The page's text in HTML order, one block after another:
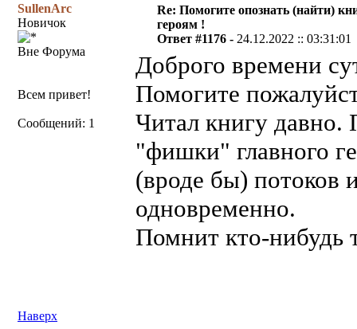
SullenArc
Новичок
Вне Форума
Всем привет!
Сообщений: 1
Re: Помогите опознать (найти)
героям !
Ответ #1176 - 24.12.2022 :: 03:31:01
Доброго времени
Помогите
Читал книгу
"фишки" главного
(вроде бы) потоков
одновременно.
Помнит кто-нибудь
Наверх